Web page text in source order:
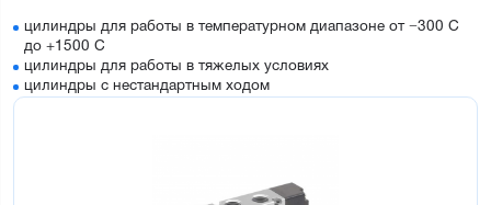
цилиндры для работы в температурном диапазоне от −300 С
до +1500 С
цилиндры для работы в тяжелых условиях
цилиндры с нестандартным ходом